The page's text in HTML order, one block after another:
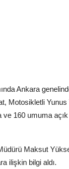
Ankara
Motosikletli
ve 160 umuma
Maksut
ilişkin bilgi aldı.